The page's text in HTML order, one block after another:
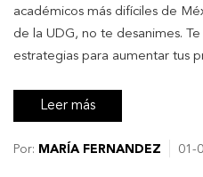
académicos más difíciles de
de la UDG, no te desanimes.
estrategias para aumentar tus
Leer más
Por: MARÍA FERNANDEZ 01-